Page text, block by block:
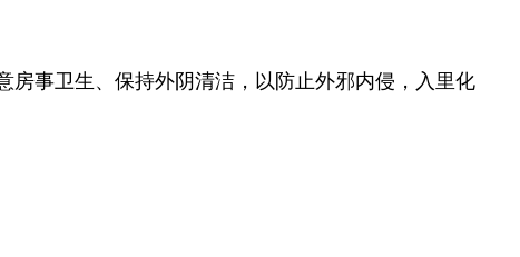
事卫生、保持外阴清洁，以防止外邪内侵，入里化